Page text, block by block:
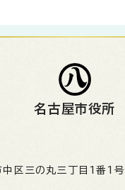
名古屋市役所
中区三の丸三丁目1番1号